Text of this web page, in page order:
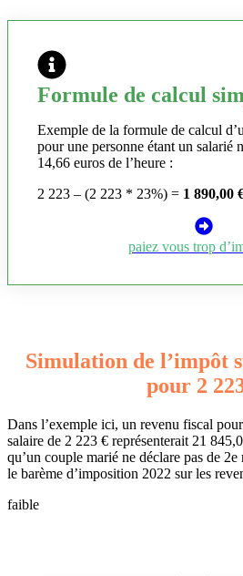
Formule de calcul
Exemple de la formule de calcul
pour une personne étant un salarié
14,66 euros de l’heure :
2 223 – (2 223 * 23%) = 1 890,00
paiez vous trop
Simulation de l’impôt
pour 2
Dans l’exemple ici, un revenu fiscal
salaire de 2 223 € représenterait 21
qu’un couple marié ne déclare pas de
le barème d’imposition 2022 sur les
faible